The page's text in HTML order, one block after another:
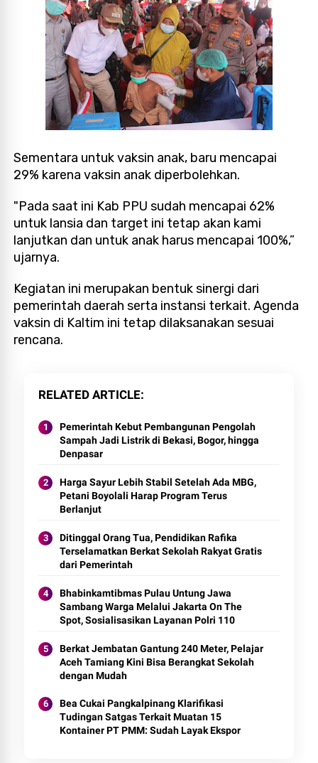
Sementara untuk vaksin anak, baru mencapai
29% karena vaksin anak diperbolehkan.
"Pada saat ini Kab PPU sudah mencapai 62%
untuk lansia dan target ini tetap akan kami
lanjutkan dan untuk anak harus mencapai 100%,”
ujarnya.
Kegiatan ini merupakan bentuk sinergi dari
pemerintah daerah serta instansi terkait. Agenda
vaksin di Kaltim ini tetap dilaksanakan sesuai
rencana.
RELATED ARTICLE
Pemerintah Kebut Pembangunan Pengolah
Sampah Jadi Listrik di Bekasi, Bogor, hingga
Denpasar
Harga Sayur Lebih Stabil Setelah Ada MBG,
Petani Boyolali Harap Program Terus
Berlanjut
Ditinggal Orang Tua, Pendidikan Rafika
Terselamatkan Berkat Sekolah Rakyat Gratis
dari Pemerintah
Bhabinkamtibmas Pulau Untung Jawa
Sambang Warga Melalui Jakarta On The
Spot, Sosialisasikan Layanan Polri 110
Berkat Jembatan Gantung 240 Meter, Pelajar
Aceh Tamiang Kini Bisa Berangkat Sekolah
dengan Mudah
Bea Cukai Pangkalpinang Klarifikasi
Tudingan Satgas Terkait Muatan 15
Kontainer PT PMM: Sudah Layak Ekspor